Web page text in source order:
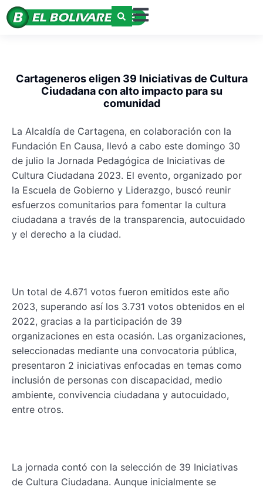
Cartageneros eligen 39 Iniciativas de Cultura
Ciudadana con alto impacto para su
comunidad
La Alcaldía de Cartagena, en colaboración con la
Fundación En Causa, llevó a cabo este domingo 30
de julio la Jornada Pedagógica de Iniciativas de
Cultura Ciudadana 2023. El evento, organizado por
la Escuela de Gobierno y Liderazgo, buscó reunir
esfuerzos comunitarios para fomentar la cultura
ciudadana a través de la transparencia, autocuidado
y el derecho a la ciudad.
Un total de 4.671 votos fueron emitidos este año
2023, superando así los 3.731 votos obtenidos en el
2022, gracias a la participación de 39
organizaciones en esta ocasión. Las organizaciones,
seleccionadas mediante una convocatoria pública,
presentaron 2 iniciativas enfocadas en temas como
inclusión de personas con discapacidad, medio
ambiente, convivencia ciudadana y autocuidado,
entre otros.
La jornada contó con la selección de 39 Iniciativas
de Cultura Ciudadana. Aunque inicialmente se